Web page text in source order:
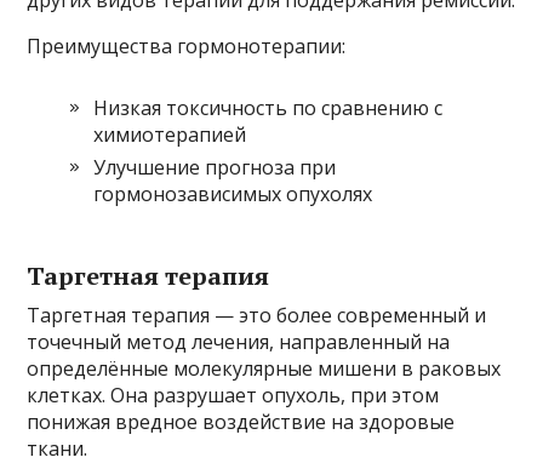
Преимущества гормонотерапии:
Низкая токсичность по сравнению с
химиотерапией
Улучшение прогноза при
гормонозависимых опухолях
Таргетная терапия
Таргетная терапия — это более современный и
точечный метод лечения, направленный на
определённые молекулярные мишени в раковых
клетках. Она разрушает опухоль, при этом
понижая вредное воздействие на здоровые
ткани.